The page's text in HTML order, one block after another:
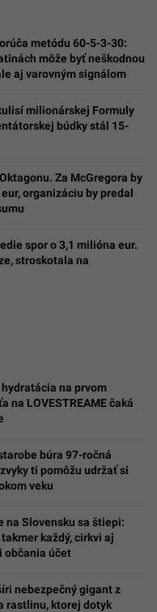
metódu 60-5-3-30:
môže byť neškodnou
aj varovným signálom
milionárskej Formuly
búdky stál 15-
Za McGregora by
organizáciu by predal
spor o 3,1 milióna eur.
stroskotala na
na prvom
na LOVESTREAME čaká
búra 97-ročná
ti pomôžu udržať si
veku
na Slovensku sa štiepi:
každý, cirkvi aj
občania účet
nebezpečný gigant z
rastlinu, ktorej dotyk